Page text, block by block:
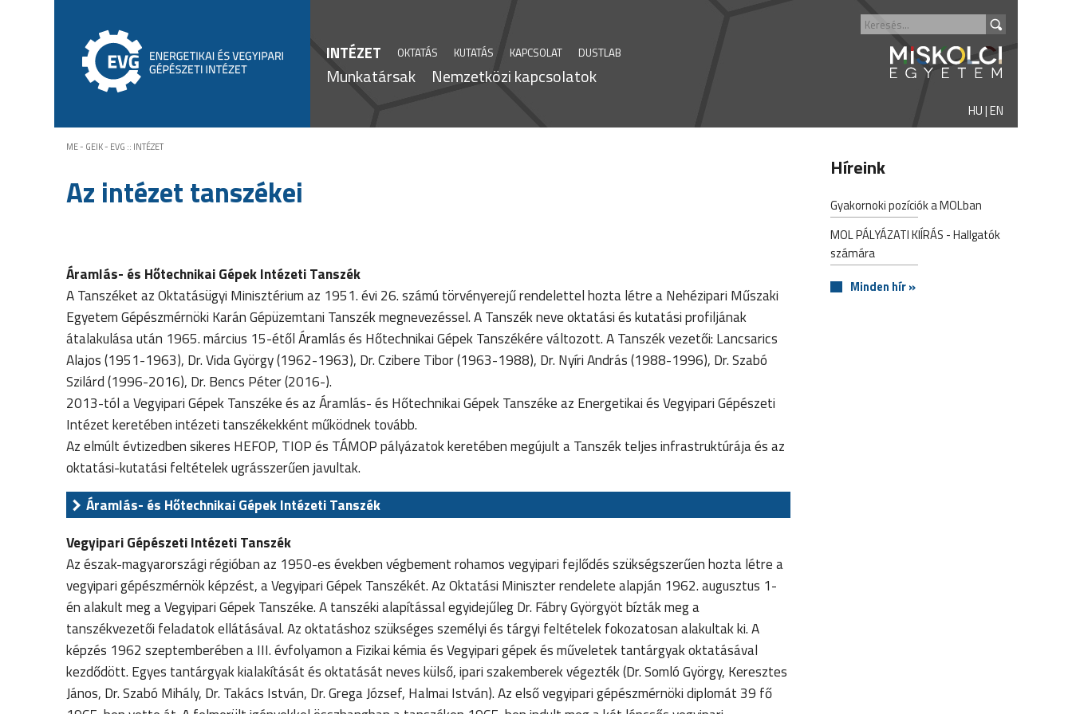
INTÉZET OKTATÁS KUTATÁS KAPCSOLAT DUSTLAB
Munkatársak Nemzetközi kapcsolatok
HU|EN
ME - GEIK - EVG :: INTÉZET
Az intézet tanszékei
Áramlás- és Hőtechnikai Gépek Intézeti Tanszék
A Tanszéket az Oktatásügyi Minisztérium az 1951. évi 26. számú törvényerejű rendelettel hozta létre a Nehézipari Műszaki
Egyetem Gépészmérnöki Karán Gépüzemtani Tanszék megnevezéssel. A Tanszék neve oktatási és kutatási profiljának
átalakulása után 1965. március 15-étől Áramlás és Hőtechnikai Gépek Tanszékére változott. A Tanszék vezetői: Lancsarics
Alajos (1951-1963), Dr. Vida György (1962-1963), Dr. Czibere Tibor (1963-1988), Dr. Nyíri András (1988-1996), Dr. Szabó
Szilárd (1996-2016), Dr. Bencs Péter (2016-).
2013-tól a Vegyipari Gépek Tanszéke és az Áramlás- és Hőtechnikai Gépek Tanszéke az Energetikai és Vegyipari Gépészeti
Intézet keretében intézeti tanszékekként működnek tovább.
Az elmúlt évtizedben sikeres HEFOP, TIOP és TÁMOP pályázatok keretében megújult a Tanszék teljes infrastruktúrája és az
oktatási-kutatási feltételek ugrásszerűen javultak.
Áramlás- és Hőtechnikai Gépek Intézeti Tanszék
Vegyipari Gépészeti Intézeti Tanszék
Az észak-magyarországi régióban az 1950-es években végbement rohamos vegyipari fejlődés szükségszerűen hozta létre a
vegyipari gépészmérnök képzést, a Vegyipari Gépek Tanszékét. Az Oktatási Miniszter rendelete alapján 1962. augusztus 1-
én alakult meg a Vegyipari Gépek Tanszéke. A tanszéki alapítással egyidejűleg Dr. Fábry Györgyöt bízták meg a
tanszékvezetői feladatok ellátásával. Az oktatáshoz szükséges személyi és tárgyi feltételek fokozatosan alakultak ki. A
képzés 1962 szeptemberében a III. évfolyamon a Fizikai kémia és Vegyipari gépek és műveletek tantárgyak oktatásával
kezdődött. Egyes tantárgyak kialakítását és oktatását neves külső, ipari szakemberek végezték (Dr. Somló György, Keresztes
János, Dr. Szabó Mihály, Dr. Takács István, Dr. Grega József, Halmai István). Az első vegyipari gépészmérnöki diplomát 39 fő
Híreink
Gyakornoki pozíciók a MOLban
MOL PÁLYÁZATI KIÍRÁS - Hallgatók
számára
Minden hír »